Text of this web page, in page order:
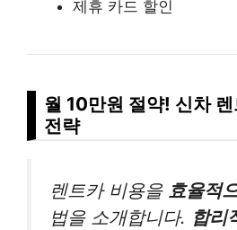
제휴 카드 할인
월 10만원 절약! 신차
전략
렌트카 비용을 효율적
법을 소개합니다. 합리